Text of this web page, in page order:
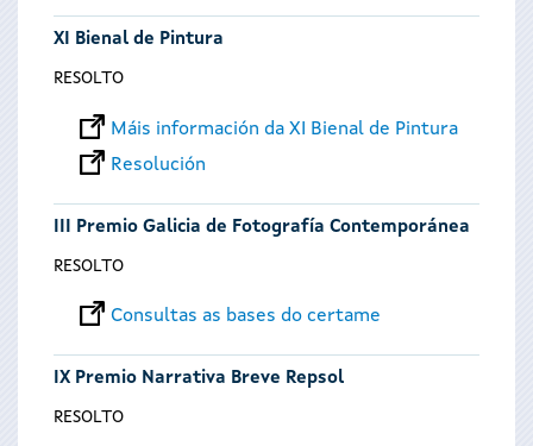
XI Bienal de Pintura
RESOLTO
Máis información da XI Bienal de Pintura
Resolución
III Premio Galicia de Fotografía Contemporánea
RESOLTO
Consultas as bases do certame
IX Premio Narrativa Breve Repsol
RESOLTO